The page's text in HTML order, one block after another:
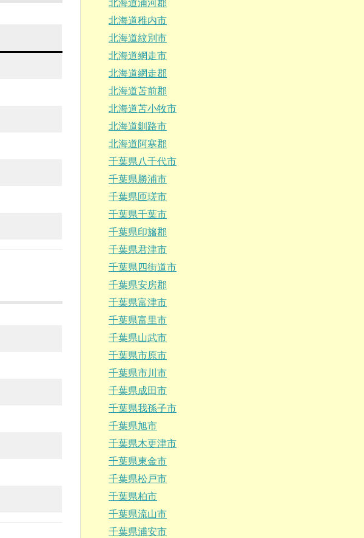
北海道浦河郡
北海道稚内市
北海道紋別市
北海道網走市
北海道網走郡
北海道苫前郡
北海道苫小牧市
北海道釧路市
北海道阿寒郡
千葉県八千代市
千葉県勝浦市
千葉県匝瑳市
千葉県千葉市
千葉県印旛郡
千葉県君津市
千葉県四街道市
千葉県安房郡
千葉県富津市
千葉県富里市
千葉県山武市
千葉県市原市
千葉県市川市
千葉県成田市
千葉県我孫子市
千葉県旭市
千葉県木更津市
千葉県東金市
千葉県松戸市
千葉県柏市
千葉県流山市
千葉県浦安市